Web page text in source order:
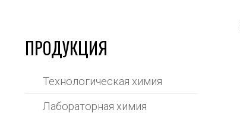
ПРОДУКЦИЯ
Технологическая химия
Лабораторная химия